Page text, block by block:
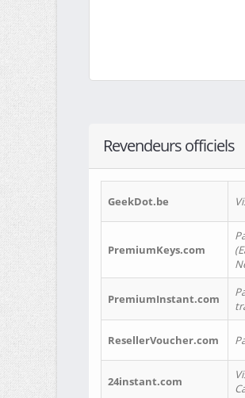
Revendeurs officiels
GeekDot.be
PremiumKeys.com
PremiumInstant.com
ResellerVoucher.com
24instant.com